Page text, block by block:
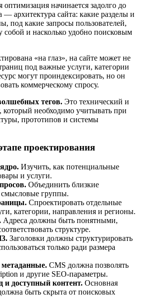
оптимизация начинается задолго до
архитектура сайта: какие разделы и
под какие запросы пользователей,
собой и насколько удобно поисковым
«на глаз», на сайте может не
под важные услуги, категории
могут проиндексировать, но он
коммерческому спросу.
тегов. Это технический и
необходимо учитывать при
прототипов и системы
проектирования
Изучить, как потенциальные
и услуги.
Объединить близкие
группы.
Спроектировать отдельные
категории, направления и регионы.
Адреса должны быть понятными,
структуре.
Заголовки должны структурировать
только ради размера
CMS должна позволять
и другие SEO-параметры.
и доступный контент. Основная
быть скрыта от поисковых